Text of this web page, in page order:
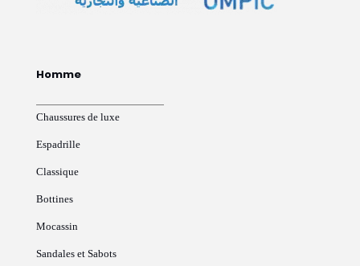
Homme
Chaussures de luxe
Espadrille
Classique
Bottines
Mocassin
Sandales et Sabots